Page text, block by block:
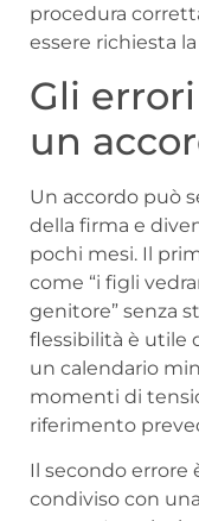
procedura
essere richiesta
Gli
un
Un accordo può
della firma e
pochi mesi. Il
come “i figli
genitore” senza
flessibilità è utile
un calendario
momenti di
riferimento
Il secondo errore
condiviso con